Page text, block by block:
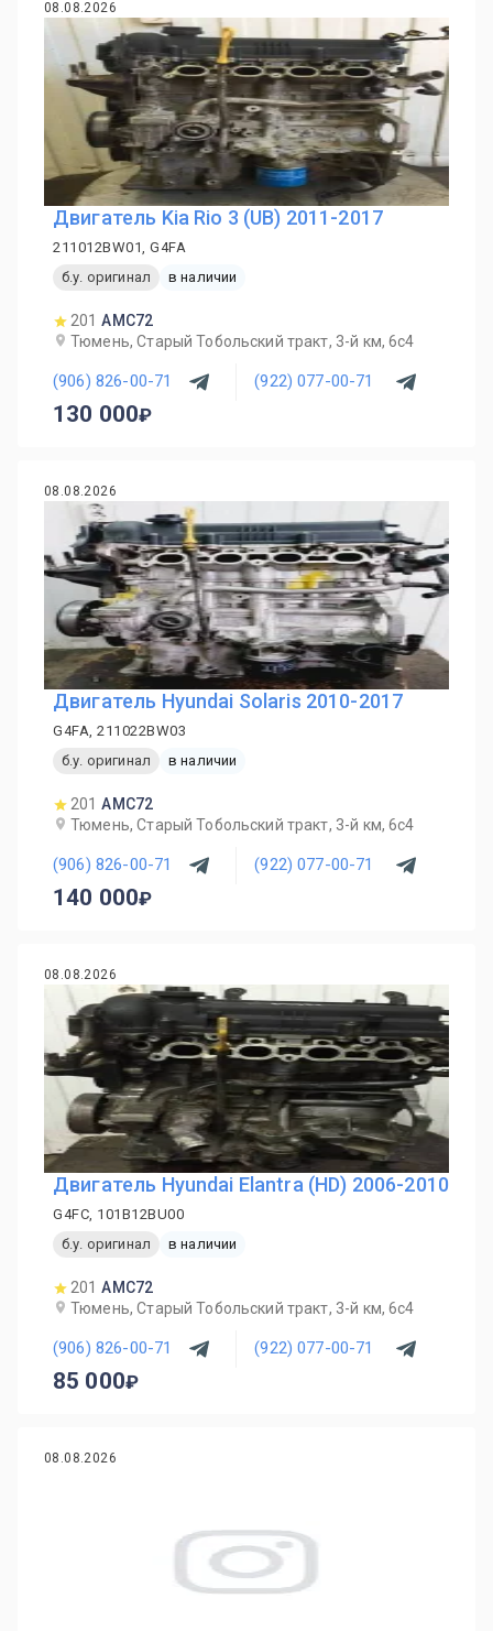
08.08.2026
Двигатель Kia Rio 3 (UB) 2011-2017
211012BW01, G4FA
б.у. оригинал
в наличии
201 AMC72
Тюмень, Старый Тобольский тракт, 3-й км, 6с4
(906) 826-00-71 (922) 077-00-71
130 000
08.08.2026
Двигатель Hyundai Solaris 2010-2017
G4FA, 211022BW03
б.у. оригинал
в наличии
201 AMC72
Тюмень, Старый Тобольский тракт, 3-й км, 6с4
(906) 826-00-71 (922) 077-00-71
140 000
08.08.2026
Двигатель Hyundai Elantra (HD) 2006-2010
G4FC, 101B12BU00
б.у. оригинал
в наличии
201 AMC72
Тюмень, Старый Тобольский тракт, 3-й км, 6с4
(906) 826-00-71 (922) 077-00-71
85 000
08.08.2026